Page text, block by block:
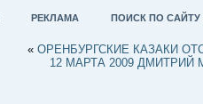
РЕКЛАМА ПОИСК ПО САЙТУ
« ОРЕНБУРГСКИЕ КАЗАКИ
12 МАРТА 2009